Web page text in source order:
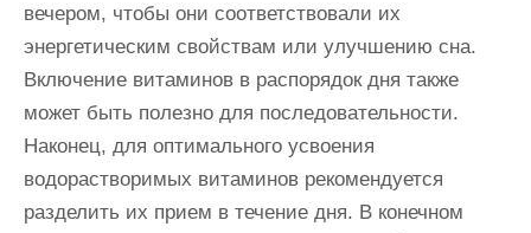
вечером, чтобы они соответствовали их
энергетическим свойствам или улучшению сна.
Включение витаминов в распорядок дня также
может быть полезно для последовательности.
Наконец, для оптимального усвоения
водорастворимых витаминов рекомендуется
разделить их прием в течение дня. В конечном